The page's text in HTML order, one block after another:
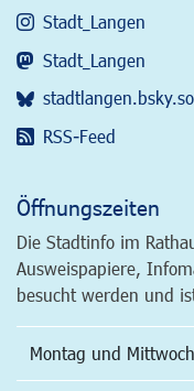
Stadt_Langen
Stadt_Langen
RSS-Feed
Öffnungszeiten
Die Stadtinfo im
Ausweispapiere,
besucht werden und
Montag und Mittwoch